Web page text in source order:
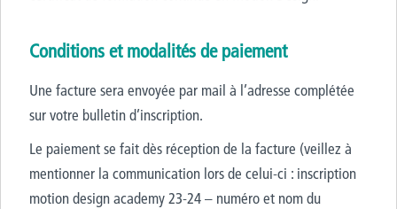
Conditions et modalités de paiement
Une facture sera envoyée par mail à l’adresse complétée
sur votre bulletin d’inscription.
Le paiement se fait dès réception de la facture (veillez à
mentionner la communication lors de celui-ci : inscription
motion design academy 23-24 – numéro et nom du